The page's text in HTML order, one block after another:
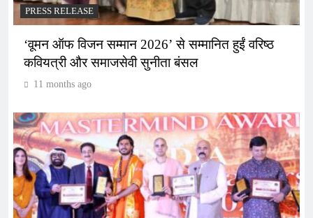
PRESS RELEASE
‘वूमन ऑफ विजन सम्मान 2026’ से सम्मानित हुईं वरिष्ठ
कवियत्री और समाजसेवी सुनीता बंसल
11 months ago